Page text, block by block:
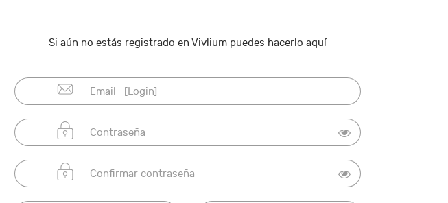
Si aún no estás registrado en Vivlium puedes hacerlo aquí